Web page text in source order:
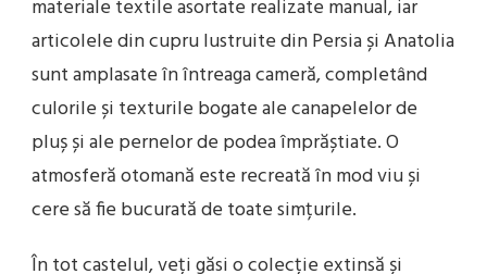
materiale textile asortate realizate manual, iar
articolele din cupru lustruite din Persia și Anatolia
sunt amplasate în întreaga cameră, completând
culorile și texturile bogate ale canapelelor de
pluș și ale pernelor de podea împrăștiate. O
atmosferă otomană este recreată în mod viu și
cere să fie bucurată de toate simțurile.
În tot castelul, veți găsi o colecție extinsă și